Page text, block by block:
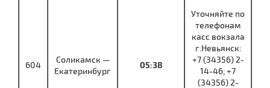
604
Соликамск —
Екатеринбург
05:38
Уточняйте по
телефонам
касс вокзала
г.Невьянск:
+7 (34356) 2-
14-46; +7
(34356) 2-